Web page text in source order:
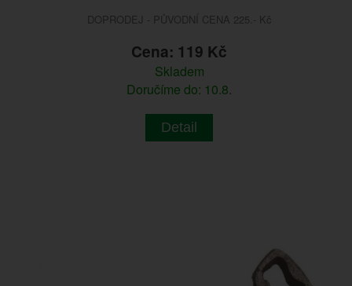
DOPRODEJ - PŮVODNÍ CENA 225.- Kč
Cena: 119 Kč
Skladem
Doručíme do: 10.8.
Detail